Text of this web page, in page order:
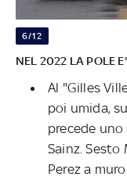
6/12
NEL 2022 LA POLE
Al "Gilles
poi umida,
precede
Sainz. Sesto
Perez a